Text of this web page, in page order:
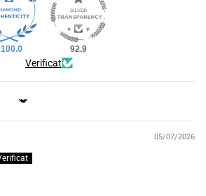
100.0 92.9
Verificat
05/07/2026